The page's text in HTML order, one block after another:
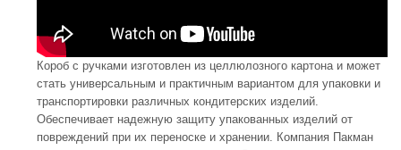
Короб с ручками изготовлен из целлюлозного картона и может
стать универсальным и практичным вариантом для упаковки и
транспортировки различных кондитерских изделий.
Обеспечивает надежную защиту упакованных изделий от
повреждений при их переноске и хранении. Компания Пакман